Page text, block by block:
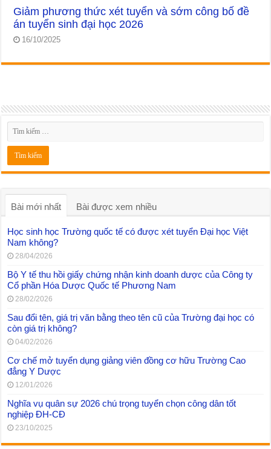
Giảm phương thức xét tuyển và sớm công bố đề
án tuyển sinh đại học 2026
16/10/2025
Bài mới nhất Bài được xem nhiều
Học sinh học Trường quốc tế có được xét tuyển Đại học Việt
Nam không?
28/04/2026
Bộ Y tế thu hồi giấy chứng nhận kinh doanh dược của Công ty
Cổ phần Hóa Dược Quốc tế Phương Nam
28/02/2026
Sau đổi tên, giá trị văn bằng theo tên cũ của Trường đại học có
còn giá trị không?
04/02/2026
Cơ chế mở tuyển dụng giảng viên đồng cơ hữu Trường Cao
đẳng Y Dược
12/01/2026
Nghĩa vụ quân sự 2026 chú trọng tuyển chọn công dân tốt
nghiệp ĐH-CĐ
23/10/2025